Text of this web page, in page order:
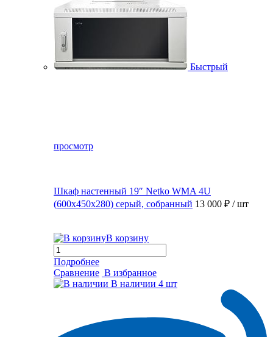
Быстрый
просмотр
Шкаф настенный 19″ Netko WMA 4U
(600x450x280) серый, собранный 13 000 ₽ / шт
В корзину
Подробнее
Сравнение В избранное
В наличии 4 шт